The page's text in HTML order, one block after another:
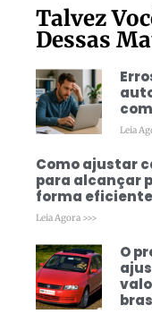
Talvez
Dessas
Leia
Como ajustar
para alcançar
forma eficiente
Leia Agora >>>
O